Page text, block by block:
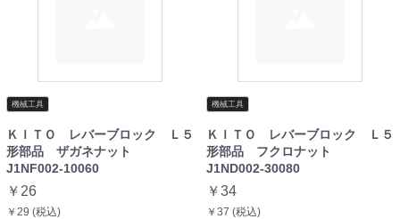
機械工具
ＫＩＴＯ レバーブロック Ｌ５
形部品 ザガネナット
J1NF002-10060
￥26
￥29 (税込)
機械工具
ＫＩＴＯ レバーブロック Ｌ５
形部品 フクロナット
J1ND002-30080
￥34
￥37 (税込)